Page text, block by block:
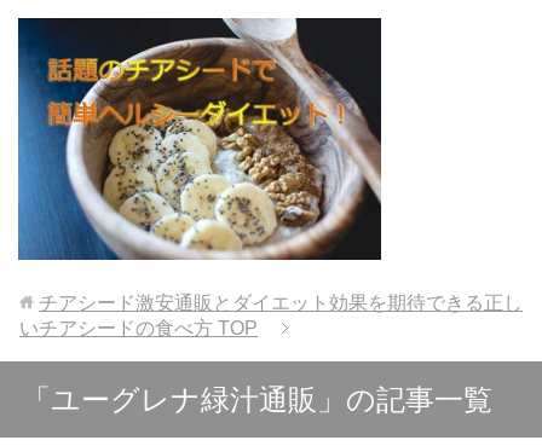
チアシード激安通販とダイエット効果を期待できる正し
いチアシードの食べ方 TOP
「ユーグレナ緑汁通販」の記事一覧